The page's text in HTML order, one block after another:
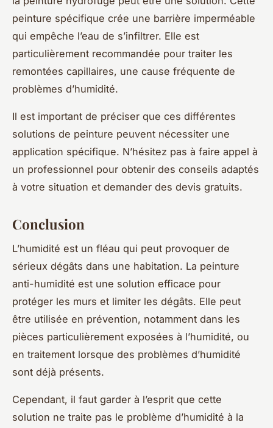
peinture spécifique crée une barrière imperméable
qui empêche l’eau de s’infiltrer. Elle est
particulièrement recommandée pour traiter les
remontées capillaires, une cause fréquente de
problèmes d’humidité.
Il est important de préciser que ces différentes
solutions de peinture peuvent nécessiter une
application spécifique. N’hésitez pas à faire appel à
un professionnel pour obtenir des conseils adaptés
à votre situation et demander des devis gratuits.
Conclusion
L’humidité est un fléau qui peut provoquer de
sérieux dégâts dans une habitation. La peinture
anti-humidité est une solution efficace pour
protéger les murs et limiter les dégâts. Elle peut
être utilisée en prévention, notamment dans les
pièces particulièrement exposées à l’humidité, ou
en traitement lorsque des problèmes d’humidité
sont déjà présents.
Cependant, il faut garder à l’esprit que cette
solution ne traite pas le problème d’humidité à la